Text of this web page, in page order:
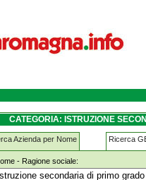
primo-grado-
CATEGORIA: ISTRUZIONE
Azienda per Nome Ricerca
- Ragione sociale:
secondaria-di-primo-